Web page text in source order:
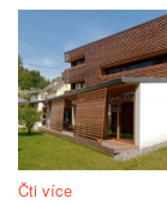
Čti více